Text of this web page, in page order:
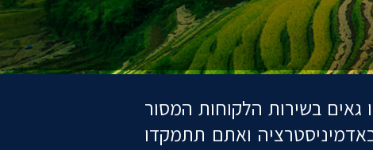
גאים בשירות הלקוחות המסור
ואתם תתמקדו